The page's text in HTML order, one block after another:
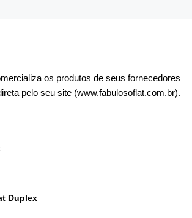
os produtos de seus fornecedores
pelo seu site (www.fabulosoflat.com.br).
Duplex